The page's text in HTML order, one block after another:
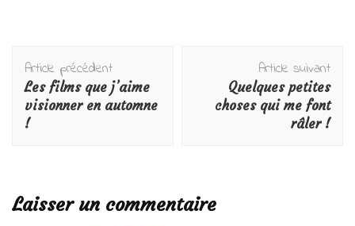
Navigation
d'article
Article précédent
Les films que j’aime
visionner en automne
!
Article suivant
Quelques petites
choses qui me font
râler !
Laisser un commentaire